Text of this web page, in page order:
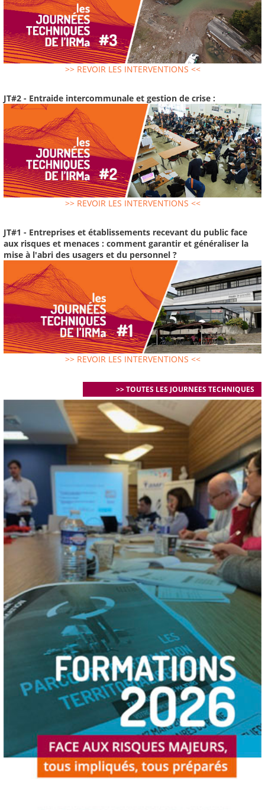
>> REVOIR LES INTERVENTIONS <<
JT#2 - Entraide intercommunale et gestion de crise :
>> REVOIR LES INTERVENTIONS <<
JT#1 - Entreprises et établissements recevant du public face
aux risques et menaces : comment garantir et généraliser la
mise à l'abri des usagers et du personnel ?
>> REVOIR LES INTERVENTIONS <<
>> TOUTES LES JOURNEES TECHNIQUES